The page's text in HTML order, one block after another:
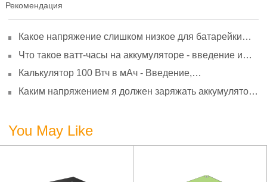
Рекомендация
Какое напряжение слишком низкое для батарейки
старение
Что такое ватт-часы на аккумуляторе - введение и
Калькулятор 100 Втч в мАч - Введение,
Каким напряжением я должен заряжать аккумулятор
You May Like